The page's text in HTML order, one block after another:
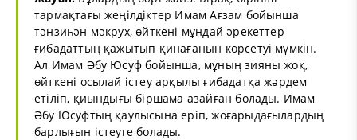
тармақтағы жеңілдіктер Имам Ағзам бойынша
тәнзиһән мәкрух, өйткені мұндай әрекеттер
ғибадаттың қажытып қинағанын көрсетуі мүмкін.
Ал Имам Әбу Юсуф бойынша, мұның зияны жоқ,
өйткені осылай істеу арқылы ғибадатқа жәрдем
етіліп, қиындығы біршама азайған болады. Имам
Әбу Юсуфтың қаулысына еріп, жоғарыдағылардың
барлығын істеуге болады.